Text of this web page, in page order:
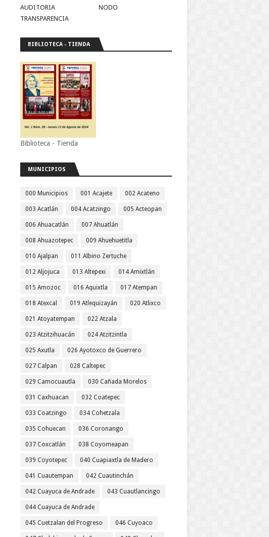
AUDITORIA
NODO
TRANSPARENCIA
BIBLIOTECA - TIENDA
Biblioteca - Tienda
MUNICIPIOS
000 Municipios 001 Acajete 002 Acateno
003 Acatlán 004 Acatzingo 005 Acteopan
006 Ahuacatlán 007 Ahuatlán
008 Ahuazotepec 009 Ahuehuetitla
010 Ajalpan 011 Albino Zertuche
012 Aljojuca 013 Altepexi 014 Amixtlán
015 Amozoc 016 Aquixtla 017 Atempan
018 Atexcal 019 Atlequizayán 020 Atlixco
021 Atoyatempan 022 Atzala
023 Atzitzihuacán 024 Atzitzintla
025 Axutla 026 Ayotoxco de Guerrero
027 Calpan 028 Caltepec
029 Camocuautla 030 Cañada Morelos
031 Caxhuacan 032 Coatepec
033 Coatzingo 034 Cohetzala
035 Cohuecan 036 Coronango
037 Coxcatlán 038 Coyomeapan
039 Coyotepec 040 Cuapiaxtla de Madero
041 Cuautempan 042 Cuautinchán
042 Cuayuca de Andrade 043 Cuautlancingo
044 Cuayuca de Andrade
045 Cuetzalan del Progreso 046 Cuyoaco